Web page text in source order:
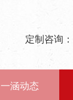
定制咨询：
一涵动态